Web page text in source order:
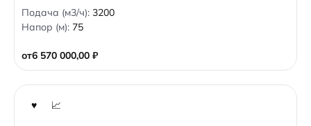
от6 570 000,00 ₽
0
o
u
f
5
Подача (м3/ч): 3200
Напор (м): 75